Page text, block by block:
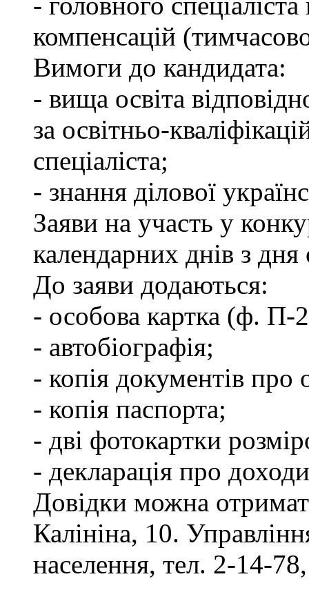
компенсацій
Вимоги до кандидата:
- вища освіта
за освітньо-
спеціаліста;
- знання ділової
Заяви на участь у
календарних днів з
До заяви додаються:
- особова картка (ф.
- автобіографія;
- копія документів про
- копія паспорта;
- дві фотокартки
- декларація про
Довідки можна
Калініна, 10.
населення, тел. 2-14-